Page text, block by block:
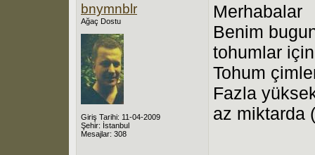
bnymnblr
Ağaç Dostu
Giriş Tarihi: 11-04-2009
Şehir: İstanbul
Mesajlar: 308
Merhabalar
Benim
tohumlar için
Tohum
Fazla
az miktarda